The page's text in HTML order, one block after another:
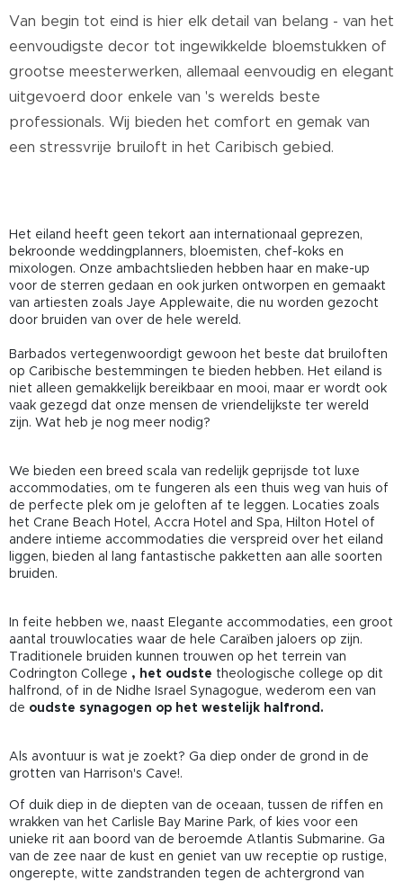
Van begin tot eind is hier elk detail van belang - van het
eenvoudigste decor tot ingewikkelde bloemstukken of
grootse meesterwerken, allemaal eenvoudig en elegant
uitgevoerd door enkele van 's werelds beste
professionals. Wij bieden het comfort en gemak van
een stressvrije bruiloft in het Caribisch gebied.
Het eiland heeft geen tekort aan internationaal geprezen,
bekroonde weddingplanners, bloemisten, chef-koks en
mixologen. Onze ambachtslieden hebben haar en make-up
voor de sterren gedaan en ook jurken ontworpen en gemaakt
van artiesten zoals Jaye Applewaite, die nu worden gezocht
door bruiden van over de hele wereld.
Barbados vertegenwoordigt gewoon het beste dat bruiloften
op Caribische bestemmingen te bieden hebben. Het eiland is
niet alleen gemakkelijk bereikbaar en mooi, maar er wordt ook
vaak gezegd dat onze mensen de vriendelijkste ter wereld
zijn. Wat heb je nog meer nodig?
We bieden een breed scala van redelijk geprijsde tot luxe
accommodaties, om te fungeren als een thuis weg van huis of
de perfecte plek om je geloften af te leggen. Locaties zoals
het Crane Beach Hotel, Accra Hotel and Spa, Hilton Hotel of
andere intieme accommodaties die verspreid over het eiland
liggen, bieden al lang fantastische pakketten aan alle soorten
bruiden.
In feite hebben we, naast Elegante accommodaties, een groot
aantal trouwlocaties waar de hele Caraïben jaloers op zijn.
Traditionele bruiden kunnen trouwen op het terrein van
Codrington College , het oudste theologische college op dit
halfrond, of in de Nidhe Israel Synagogue, wederom een van
de oudste synagogen op het westelijk halfrond.
Als avontuur is wat je zoekt? Ga diep onder de grond in de
grotten van Harrison's Cave!.
Of duik diep in de diepten van de oceaan, tussen de riffen en
wrakken van het Carlisle Bay Marine Park, of kies voor een
unieke rit aan boord van de beroemde Atlantis Submarine. Ga
van de zee naar de kust en geniet van uw receptie op rustige,
ongerepte, witte zandstranden tegen de achtergrond van